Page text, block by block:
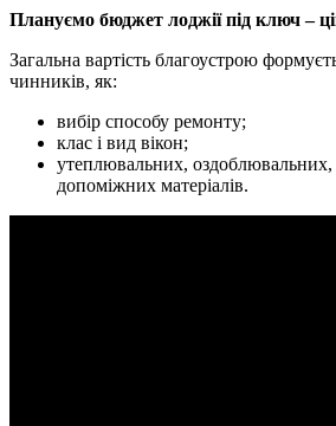
Плануємо бюджет лоджії під ключ –
Загальна вартість благоустрою
чинників, як:
вибір способу ремонту;
клас і вид вікон;
утеплювальних, оздоблювальних,
допоміжних матеріалів.